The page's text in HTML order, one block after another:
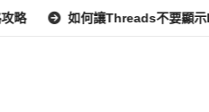
何讓Threads不要顯示IG？完整教